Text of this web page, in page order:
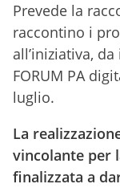
Prevede la
raccontino i
all’iniziativa,
FORUM PA
luglio.
La
vincolante per
finalizzata a